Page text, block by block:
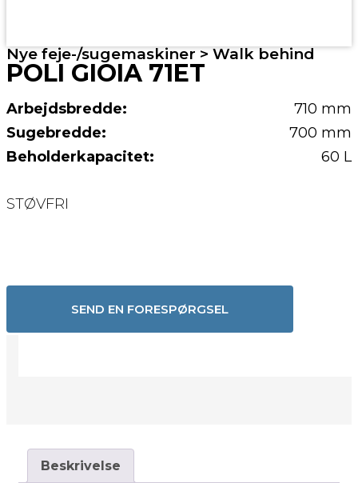
Nye feje-/sugemaskiner > Walk behind
POLI GIOIA 71ET
Arbejdsbredde:
710 mm
Sugebredde:
700 mm
Beholderkapacitet:
60 L
STØVFRI
SEND EN FORESPØRGSEL
Beskrivelse